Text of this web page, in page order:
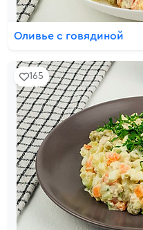
Оливье с говядиной
165